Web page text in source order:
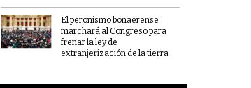
El peronismo bonaerense
marchará al Congreso para
frenar la ley de
extranjerización de la tierra